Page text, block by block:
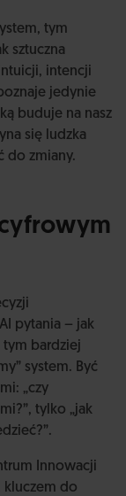
tym
sztuczna
intencji
jedynie
buduje na nasz
się ludzka
do zmiany.
pytania – jak
bardziej
system. Być
„czy
tylko „jak
Innowacji
kluczem do